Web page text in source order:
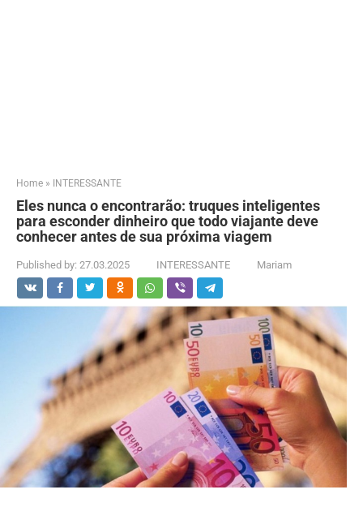
Home » INTERESSANTE
Eles nunca o encontrarão: truques inteligentes
para esconder dinheiro que todo viajante deve
conhecer antes de sua próxima viagem
Published by: 27.03.2025 INTERESSANTE Mariam